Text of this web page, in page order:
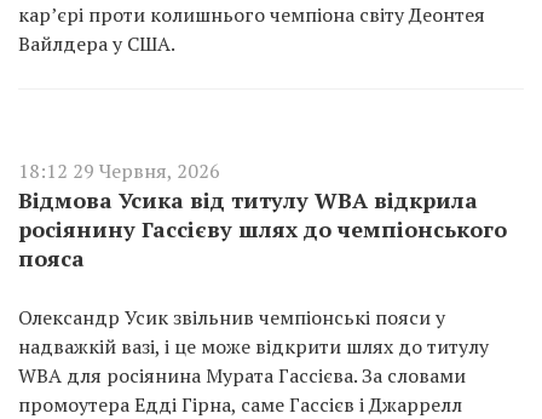
кар’єрі проти колишнього чемпіона світу Деонтея
Вайлдера у США.
18:12 29 Червня, 2026
Відмова Усика від титулу WBA відкрила
росіянину Гассієву шлях до чемпіонського
пояса
Олександр Усик звільнив чемпіонські пояси у
надважкій вазі, і це може відкрити шлях до титулу
WBA для росіянина Мурата Гассієва. За словами
промоутера Едді Гірна, саме Гассієв і Джаррелл